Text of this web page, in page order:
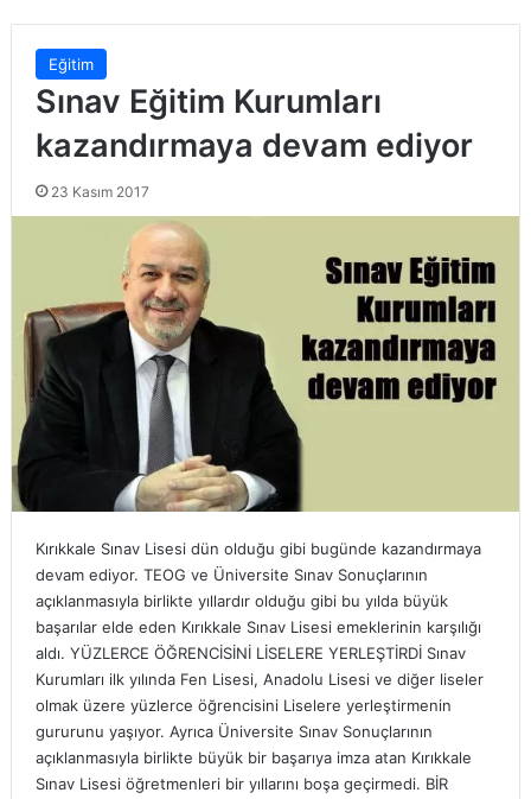
Eğitim
Sınav Eğitim Kurumları
kazandırmaya devam ediyor
23 Kasım 2017
Kırıkkale Sınav Lisesi dün olduğu gibi bugünde kazandırmaya
devam ediyor. TEOG ve Üniversite Sınav Sonuçlarının
açıklanmasıyla birlikte yıllardır olduğu gibi bu yılda büyük
başarılar elde eden Kırıkkale Sınav Lisesi emeklerinin karşılığı
aldı. YÜZLERCE ÖĞRENCİSİNİ LİSELERE YERLEŞTİRDİ Sınav
Kurumları ilk yılında Fen Lisesi, Anadolu Lisesi ve diğer liseler
olmak üzere yüzlerce öğrencisini Liselere yerleştirmenin
gururunu yaşıyor. Ayrıca Üniversite Sınav Sonuçlarının
açıklanmasıyla birlikte büyük bir başarıya imza atan Kırıkkale
Sınav Lisesi öğretmenleri bir yıllarını boşa geçirmedi. BİR